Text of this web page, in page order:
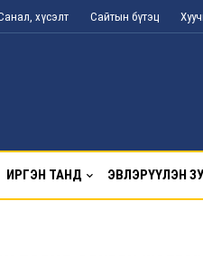
хүсэлт Сайтын бүтэц
ИРГЭН ТАНД ЭВЛЭРҮҮЛЭН